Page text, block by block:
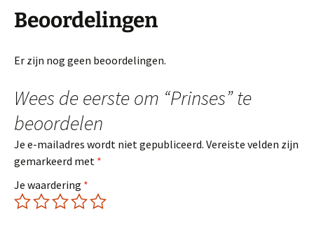
Beoordelingen
Er zijn nog geen beoordelingen.
Wees de eerste om “Prinses” te
beoordelen
Je e-mailadres wordt niet gepubliceerd. Vereiste velden zijn
gemarkeerd met *
Je waardering *